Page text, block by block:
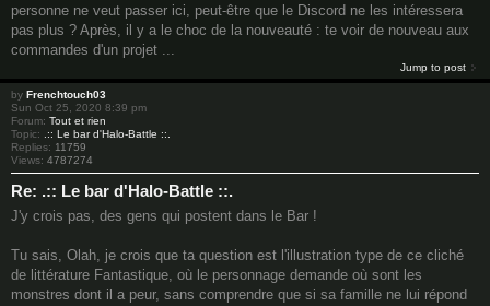
personne ne veut passer ici, peut-être que le Discord ne les intéressera
pas plus ? Après, il y a le choc de la nouveauté : te voir de nouveau aux
commandes d'un projet ...
Jump to post
by Frenchtouch03
Sun Oct 25, 2020 8:39 pm
Forum: Tout et rien
Topic:
.:: Le bar d'Halo-Battle ::.
Replies: 11759
Views: 4787274
Re: .:: Le bar d'Halo-Battle ::.
J'y crois pas, des gens qui postent dans le Bar !
Tu sais, Olah, je crois que ta question est l'illustration type de ce cliché
de littérature Fantastique, où le personnage demande où sont les
monstres dont il a peur, sans comprendre que si sa famille ne lui répond